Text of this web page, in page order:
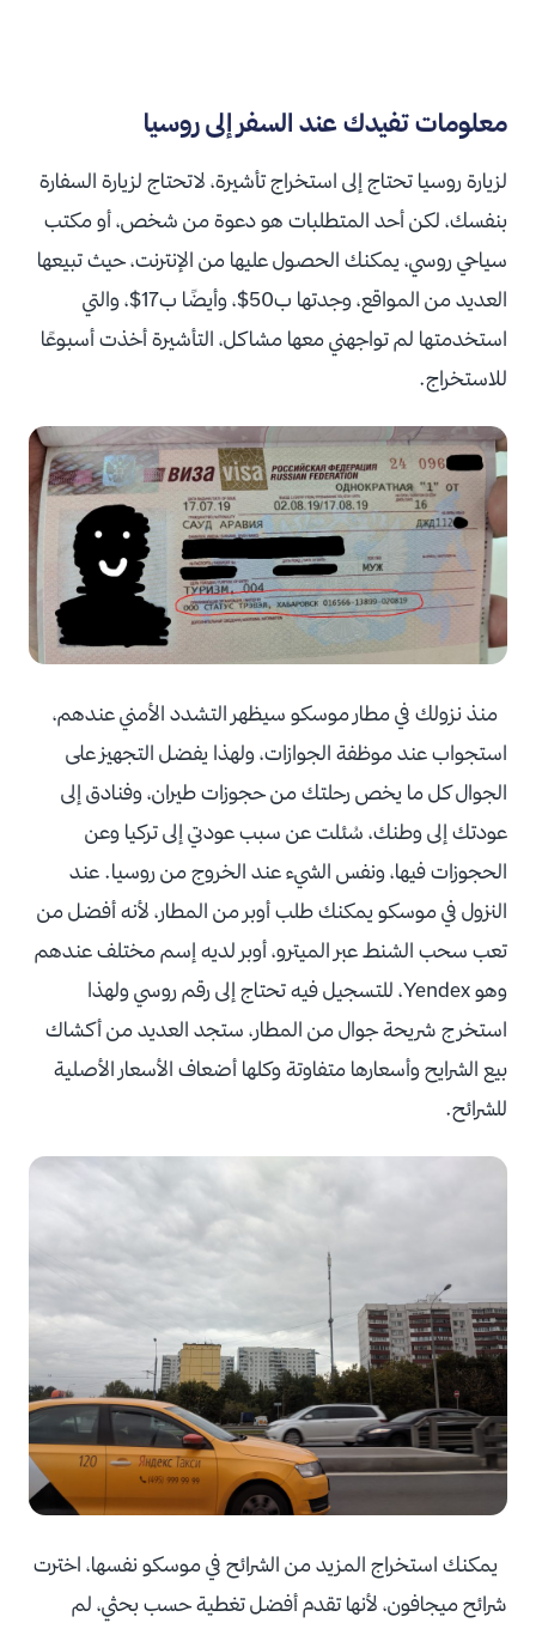
معلومات تفيدك عند السفر إلى روسيا
لزيارة روسيا تحتاج إلى استخراج تأشيرة، لاتحتاج لزيارة السفارة
بنفسك، لكن أحد المتطلبات هو دعوة من شخص، أو مكتب
سياحي روسي، يمكنك الحصول عليها من الإنترنت، حيث تبيعها
العديد من المواقع، وجدتها ب50$، وأيضًا ب17$، والتي
استخدمتها لم تواجهني معها مشاكل، التأشيرة أخذت أسبوعًا
للاستخراج.
منذ نزولك في مطار موسكو سيظهر التشدد الأمني عندهم،
استجواب عند موظفة الجوازات، ولهذا يفضل التجهيز على
الجوال كل ما يخص رحلتك من حجوزات طيران، وفنادق إلى
عودتك إلى وطنك، سُئلت عن سبب عودتي إلى تركيا وعن
الحجوزات فيها، ونفس الشيء عند الخروج من روسيا. عند
النزول في موسكو يمكنك طلب أوبر من المطار، لأنه أفضل من
تعب سحب الشنط عبر الميترو، أوبر لديه إسم مختلف عندهم
وهو Yendex، للتسجيل فيه تحتاج إلى رقم روسي ولهذا
استخرج شريحة جوال من المطار، ستجد العديد من أكشاك
بيع الشرايح وأسعارها متفاوتة وكلها أضعاف الأسعار الأصلية
للشرائح.
يمكنك استخراج المزيد من الشرائح في موسكو نفسها، اخترت
شرائح ميجافون، لأنها تقدم أفضل تغطية حسب بحثي، لم